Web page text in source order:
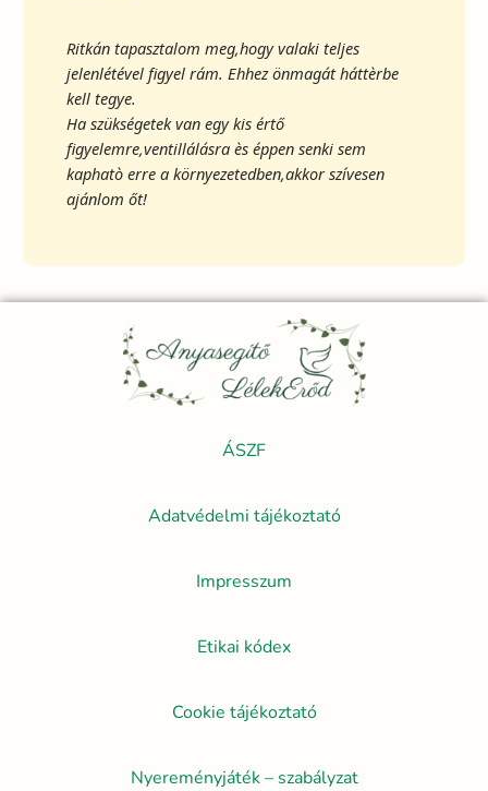
Ritkán tapasztalom meg,hogy valaki teljes
jelenlétével figyel rám. Ehhez önmagát háttèrbe
kell tegye.
Ha szükségetek van egy kis értő
figyelemre,ventillálásra ès éppen senki sem
kaphatò erre a környezetedben,akkor szívesen
ajánlom őt!
ÁSZF
Adatvédelmi tájékoztató
Impresszum
Etikai kódex
Cookie tájékoztató
Nyereményjáték – szabályzat